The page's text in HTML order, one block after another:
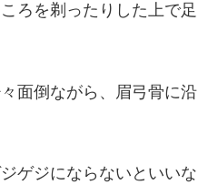
ろを剃ったりした上で
面倒ながら、眉弓骨に
ゲジにならないといい